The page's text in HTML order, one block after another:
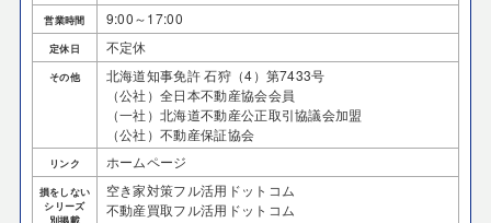
営業時間 9:00～17:00
定休日 不定休
その他
北海道知事免許 石狩（4）第7433号
（公社）全日本不動産協会会員
（一社）北海道不動産公正取引協議会加盟
（公社）不動産保証協会
リンク ホームページ
損をしない
シリーズ
別掲載
空き家対策フル活用ドットコム
不動産買取フル活用ドットコム